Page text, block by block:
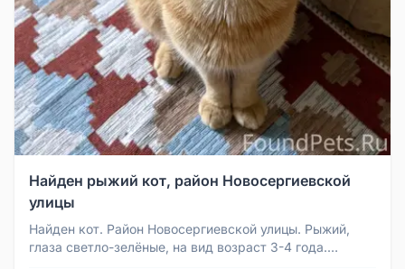
Найден рыжий кот, район Новосергиевской
улицы
Найден кот. Район Новосергиевской улицы. Рыжий,
глаза светло-зелёные, на вид возраст 3-4 года.